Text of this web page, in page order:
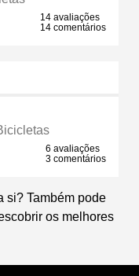
14 avaliações
14 comentários
6 avaliações
3 comentários
si? Também pode
os melhores